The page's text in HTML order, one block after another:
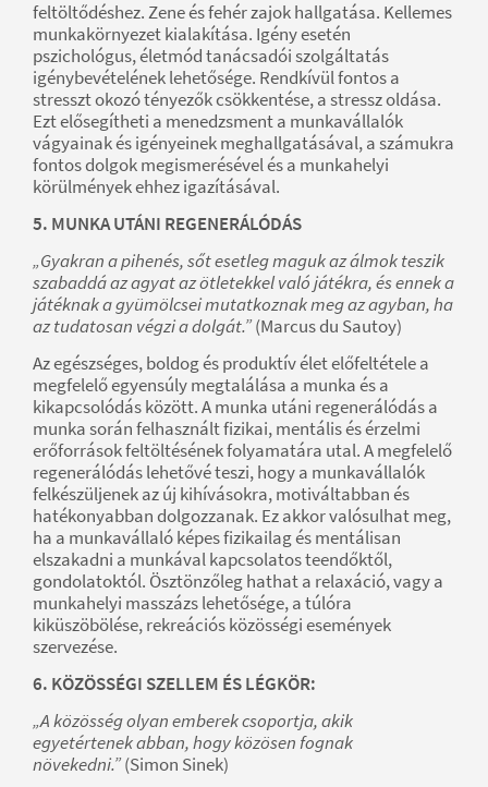
feltöltődéshez. Zene és fehér zajok hallgatása. Kellemes
munkakörnyezet kialakítása. Igény esetén
pszichológus, életmód tanácsadói szolgáltatás
igénybevételének lehetősége. Rendkívül fontos a
stresszt okozó tényezők csökkentése, a stressz oldása.
Ezt elősegítheti a menedzsment a munkavállalók
vágyainak és igényeinek meghallgatásával, a számukra
fontos dolgok megismerésével és a munkahelyi
körülmények ehhez igazításával.
5. MUNKA UTÁNI REGENERÁLÓDÁS
„Gyakran a pihenés, sőt esetleg maguk az álmok teszik
szabaddá az agyat az ötletekkel való játékra, és ennek a
játéknak a gyümölcsei mutatkoznak meg az agyban, ha
az tudatosan végzi a dolgát.”(Marcus du Sautoy)
Az egészséges, boldog és produktív élet előfeltétele a
megfelelő egyensúly megtalálása a munka és a
kikapcsolódás között. A munka utáni regenerálódás a
munka során felhasznált fizikai, mentális és érzelmi
erőforrások feltöltésének folyamatára utal. A megfelelő
regenerálódás lehetővé teszi, hogy a munkavállalók
felkészüljenek az új kihívásokra, motiváltabban és
hatékonyabban dolgozzanak. Ez akkor valósulhat meg,
ha a munkavállaló képes fizikailag és mentálisan
elszakadni a munkával kapcsolatos teendőktől,
gondolatoktól. Ösztönzőleg hathat a relaxáció, vagy a
munkahelyi masszázs lehetősége, a túlóra
kiküszöbölése, rekreációs közösségi események
szervezése.
6. KÖZÖSSÉGI SZELLEM ÉS LÉGKÖR:
„A közösség olyan emberek csoportja, akik
egyetértenek abban, hogy közösen fognak
növekedni.”(Simon Sinek)